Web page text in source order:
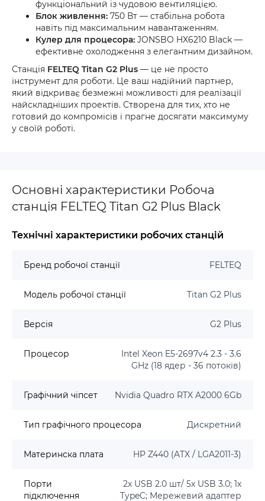
функціональний із чудовою вентиляцією.
Блок живлення: 750 Вт — стабільна робота
навіть під максимальним навантаженням.
Кулер для процесора: JONSBO HX6210 Black —
ефективне охолодження з елегантним дизайном.
Станція FELTEQ Titan G2 Plus — це не просто
інструмент для роботи. Це ваш надійний партнер,
який відкриває безмежні можливості для реалізації
найскладніших проектів. Створена для тих, хто не
готовий до компромісів і прагне досягати максимуму
у своїй роботі.
Основні характеристики Робоча
станція FELTEQ Titan G2 Plus Black
Технічні характеристики робочих станцій
Бренд робочої станції FELTEQ
Модель робочої станції Titan G2 Plus
Версія G2 Plus
Процесор
Intel Xeon E5-2697v4 2.3 - 3.6
GHz (18 ядер - 36 потоків)
Графічний чіпсет Nvidia Quadro RTX A2000 6Gb
Тип графічного процесора Дискретний
Материнска плата HP Z440 (ATX / LGA2011-3)
Порти
підключення
2x USB 2.0 шт/ 5x USB 3.0; 1x
TypeC; Мережевий адаптер